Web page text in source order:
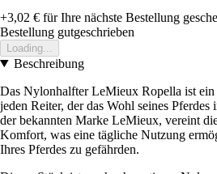
+3,02 € für Ihre nächste Bestellung
Bestellung gutgeschrieben
Loading...
Beschreibung
Das Nylonhalfter LeMieux Ropella ist
jeden Reiter, der das Wohl seines
der bekannten Marke LeMieux, vereint
Komfort, was eine tägliche Nutzung
Ihres Pferdes zu gefährden.